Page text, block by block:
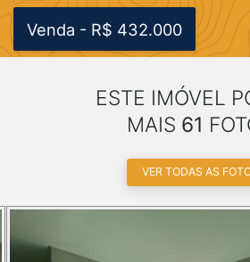
Venda - R$ 432.000
ESTE IMÓVEL
MAIS 61
VER TODAS AS